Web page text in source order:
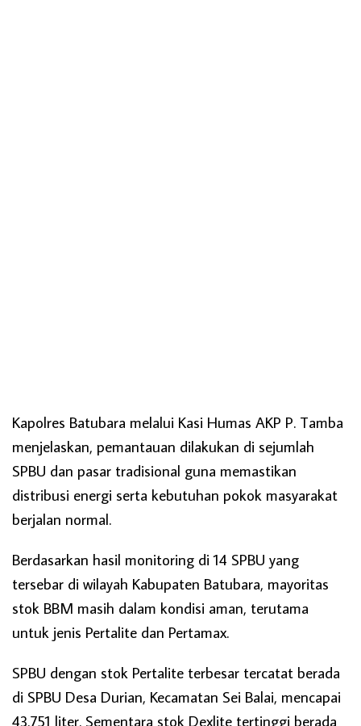
Kapolres Batubara melalui Kasi Humas AKP P. Tamba
menjelaskan, pemantauan dilakukan di sejumlah
SPBU dan pasar tradisional guna memastikan
distribusi energi serta kebutuhan pokok masyarakat
berjalan normal.
Berdasarkan hasil monitoring di 14 SPBU yang
tersebar di wilayah Kabupaten Batubara, mayoritas
stok BBM masih dalam kondisi aman, terutama
untuk jenis Pertalite dan Pertamax.
SPBU dengan stok Pertalite terbesar tercatat berada
di SPBU Desa Durian, Kecamatan Sei Balai, mencapai
43.751 liter. Sementara stok Dexlite tertinggi berada